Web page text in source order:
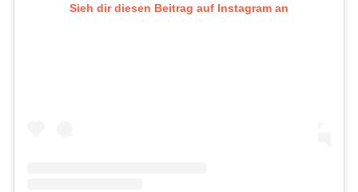
Sieh dir diesen Beitrag auf Instagram an